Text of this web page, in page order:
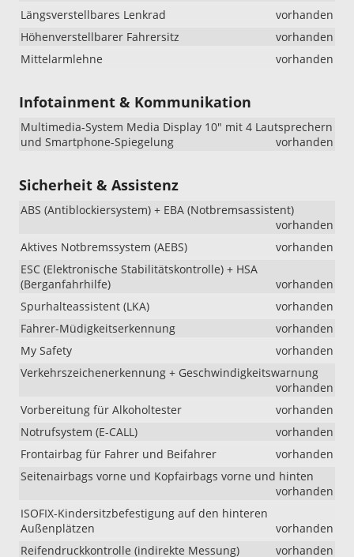
Längsverstellbares Lenkrad
vorhanden
Höhenverstellbarer Fahrersitz
vorhanden
Mittelarmlehne
vorhanden
Infotainment & Kommunikation
Multimedia-System Media Display 10" mit 4 Lautsprechern
und Smartphone-Spiegelung
vorhanden
Sicherheit & Assistenz
ABS (Antiblockiersystem) + EBA (Notbremsassistent)
vorhanden
Aktives Notbremssystem (AEBS)
vorhanden
ESC (Elektronische Stabilitätskontrolle) + HSA
(Berganfahrhilfe)
vorhanden
Spurhalteassistent (LKA)
vorhanden
Fahrer-Müdigkeitserkennung
vorhanden
My Safety
vorhanden
Verkehrszeichenerkennung + Geschwindigkeitswarnung
vorhanden
Vorbereitung für Alkoholtester
vorhanden
Notrufsystem (E-CALL)
vorhanden
Frontairbag für Fahrer und Beifahrer
vorhanden
Seitenairbags vorne und Kopfairbags vorne und hinten
vorhanden
ISOFIX-Kindersitzbefestigung auf den hinteren
Außenplätzen
vorhanden
Reifendruckkontrolle (indirekte Messung)
vorhanden